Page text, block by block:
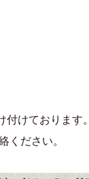
けております。
ください。